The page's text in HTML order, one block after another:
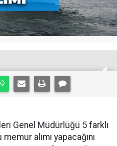
Genel Müdürlüğü 5 farklı
alımı yapacağını